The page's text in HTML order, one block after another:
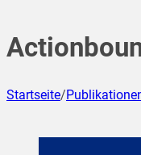
Startseite/